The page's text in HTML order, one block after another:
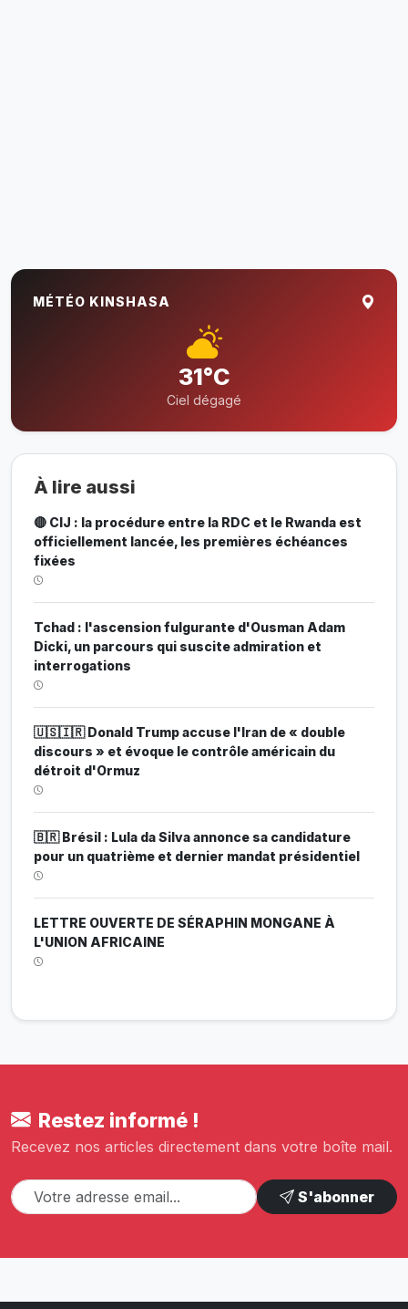
MÉTÉO KINSHASA
31°C
Ciel dégagé
À lire aussi
🔴 CIJ : la procédure entre la RDC et le Rwanda est
officiellement lancée, les premières échéances
fixées
Tchad : l'ascension fulgurante d'Ousman Adam
Dicki, un parcours qui suscite admiration et
interrogations
🇺🇸🇮🇷 Donald Trump accuse l'Iran de « double
discours » et évoque le contrôle américain du
détroit d'Ormuz
🇧🇷 Brésil : Lula da Silva annonce sa candidature
pour un quatrième et dernier mandat présidentiel
LETTRE OUVERTE DE SÉRAPHIN MONGANE À
L'UNION AFRICAINE
Restez informé !
Recevez nos articles directement dans votre boîte mail.
S'abonner